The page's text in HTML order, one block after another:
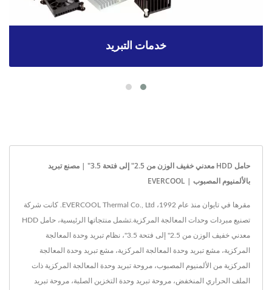
خدمات التبريد
حامل HDD معدني خفيف الوزن من 2.5" إلى فتحة 3.5" | مصنع تبريد
بالألمنيوم المصبوب | EVERCOOL
مقرها في تايوان منذ عام 1992، EVERCOOL Thermal Co., Ltd. كانت شركة
تصنيع مبردات وحدات المعالجة المركزية.تشمل منتجاتها الرئيسية، حامل HDD
معدني خفيف الوزن من 2.5" إلى فتحة 3.5"، نظام تبريد وحدة المعالجة
المركزية، مشع تبريد وحدة المعالجة المركزية، مشع تبريد وحدة المعالجة
المركزية من الألمنيوم المصبوب، مروحة تبريد وحدة المعالجة المركزية ذات
الملف الحراري المنخفض، مروحة تبريد وحدة التخزين الصلبة، مروحة تبريد